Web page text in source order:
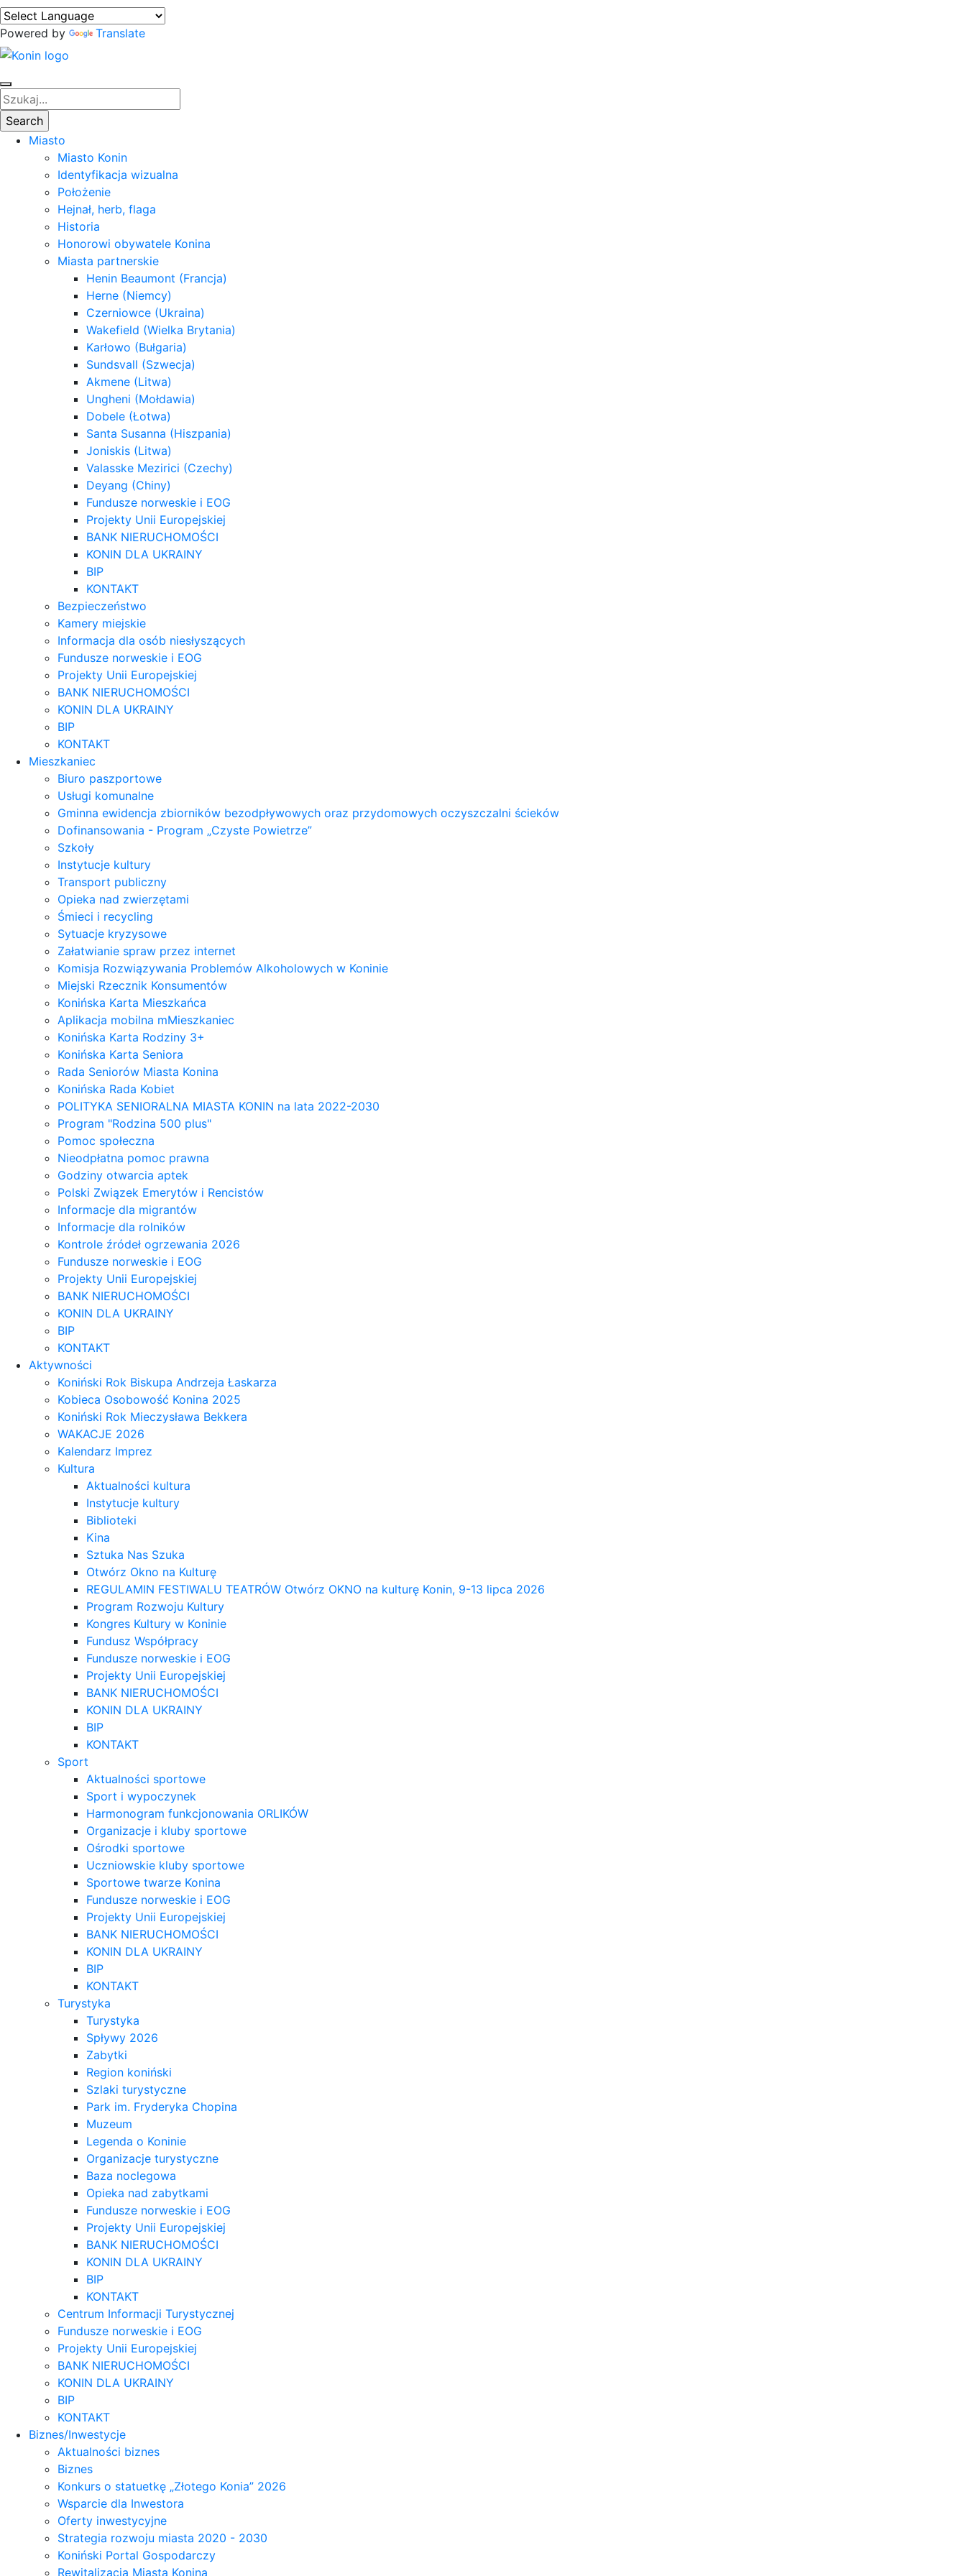
Powered by Translate
Miasto
Miasto Konin
Identyfikacja wizualna
Położenie
Hejnał, herb, flaga
Historia
Honorowi obywatele Konina
Miasta partnerskie
Henin Beaumont (Francja)
Herne (Niemcy)
Czerniowce (Ukraina)
Wakefield (Wielka Brytania)
Karłowo (Bułgaria)
Sundsvall (Szwecja)
Akmene (Litwa)
Ungheni (Mołdawia)
Dobele (Łotwa)
Santa Susanna (Hiszpania)
Joniskis (Litwa)
Valasske Mezirici (Czechy)
Deyang (Chiny)
Fundusze norweskie i EOG
Projekty Unii Europejskiej
BANK NIERUCHOMOŚCI
KONIN DLA UKRAINY
BIP
KONTAKT
Bezpieczeństwo
Kamery miejskie
Informacja dla osób niesłyszących
Fundusze norweskie i EOG
Projekty Unii Europejskiej
BANK NIERUCHOMOŚCI
KONIN DLA UKRAINY
BIP
KONTAKT
Mieszkaniec
Biuro paszportowe
Usługi komunalne
Gminna ewidencja zbiorników bezodpływowych oraz przydomowych oczyszczalni ścieków
Dofinansowania - Program „Czyste Powietrze”
Szkoły
Instytucje kultury
Transport publiczny
Opieka nad zwierzętami
Śmieci i recycling
Sytuacje kryzysowe
Załatwianie spraw przez internet
Komisja Rozwiązywania Problemów Alkoholowych w Koninie
Miejski Rzecznik Konsumentów
Konińska Karta Mieszkańca
Aplikacja mobilna mMieszkaniec
Konińska Karta Rodziny 3+
Konińska Karta Seniora
Rada Seniorów Miasta Konina
Konińska Rada Kobiet
POLITYKA SENIORALNA MIASTA KONIN na lata 2022-2030
Program "Rodzina 500 plus"
Pomoc społeczna
Nieodpłatna pomoc prawna
Godziny otwarcia aptek
Polski Związek Emerytów i Rencistów
Informacje dla migrantów
Informacje dla rolników
Kontrole źródeł ogrzewania 2026
Fundusze norweskie i EOG
Projekty Unii Europejskiej
BANK NIERUCHOMOŚCI
KONIN DLA UKRAINY
BIP
KONTAKT
Aktywności
Koniński Rok Biskupa Andrzeja Łaskarza
Kobieca Osobowość Konina 2025
Koniński Rok Mieczysława Bekkera
WAKACJE 2026
Kalendarz Imprez
Kultura
Aktualności kultura
Instytucje kultury
Biblioteki
Kina
Sztuka Nas Szuka
Otwórz Okno na Kulturę
REGULAMIN FESTIWALU TEATRÓW Otwórz OKNO na kulturę Konin, 9-13 lipca 2026
Program Rozwoju Kultury
Kongres Kultury w Koninie
Fundusz Współpracy
Fundusze norweskie i EOG
Projekty Unii Europejskiej
BANK NIERUCHOMOŚCI
KONIN DLA UKRAINY
BIP
KONTAKT
Sport
Aktualności sportowe
Sport i wypoczynek
Harmonogram funkcjonowania ORLIKÓW
Organizacje i kluby sportowe
Ośrodki sportowe
Uczniowskie kluby sportowe
Sportowe twarze Konina
Fundusze norweskie i EOG
Projekty Unii Europejskiej
BANK NIERUCHOMOŚCI
KONIN DLA UKRAINY
BIP
KONTAKT
Turystyka
Turystyka
Spływy 2026
Zabytki
Region koniński
Szlaki turystyczne
Park im. Fryderyka Chopina
Muzeum
Legenda o Koninie
Organizacje turystyczne
Baza noclegowa
Opieka nad zabytkami
Fundusze norweskie i EOG
Projekty Unii Europejskiej
BANK NIERUCHOMOŚCI
KONIN DLA UKRAINY
BIP
KONTAKT
Centrum Informacji Turystycznej
Fundusze norweskie i EOG
Projekty Unii Europejskiej
BANK NIERUCHOMOŚCI
KONIN DLA UKRAINY
BIP
KONTAKT
Biznes/Inwestycje
Aktualności biznes
Biznes
Konkurs o statuetkę „Złotego Konia” 2026
Wsparcie dla Inwestora
Oferty inwestycyjne
Strategia rozwoju miasta 2020 - 2030
Koniński Portal Gospodarczy
Rewitalizacja Miasta Konina